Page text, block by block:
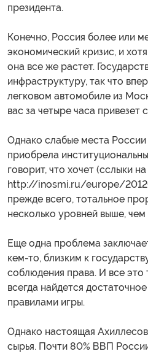
президента.
Конечно, Россия более или
экономический кризис, и
она все же растет.
инфраструктуру, так что
легковом автомобиле из
вас за четыре часа привезет
Однако слабые места России
приобрела
говорит, что хочет (сслыки
http://inosmi.ru/europe/
прежде всего, тотальное
несколько уровней выше, чем
Еще одна проблема
кем-то, близким к
соблюдения права. И все это
всегда найдется
правилами игры.
Однако настоящая
сырья. Почти 80% ВВП